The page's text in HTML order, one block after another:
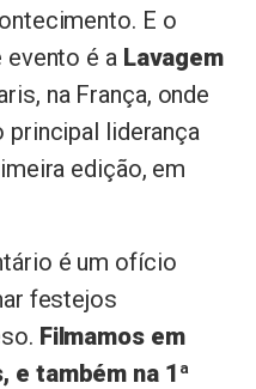
E o
é a Lavagem
na França, onde
liderança
edição, em
é um ofício
festejos
Filmamos em
e também na 1ª